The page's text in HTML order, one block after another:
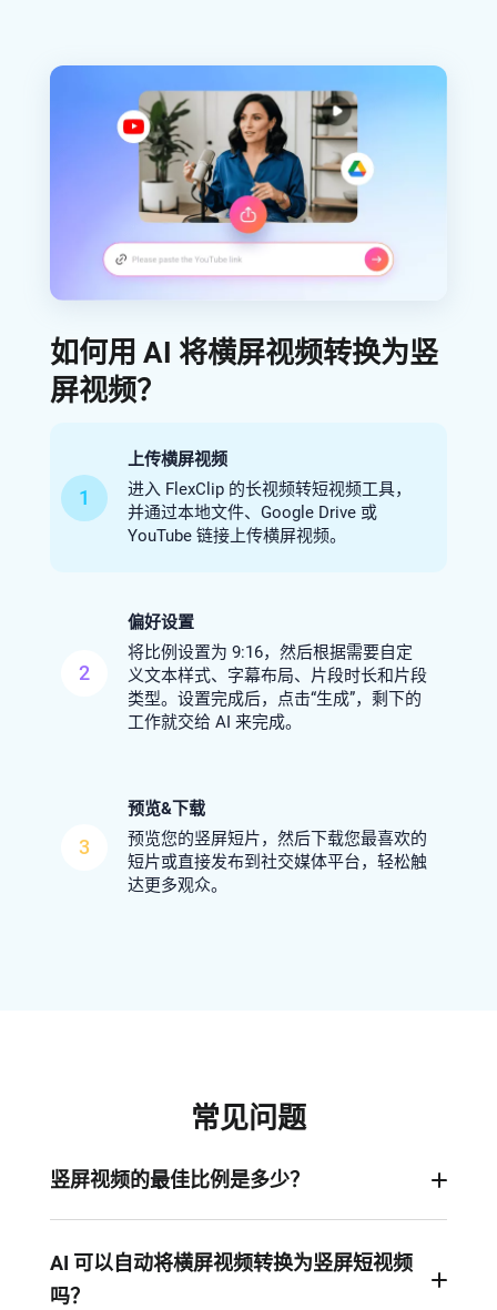
如何用 AI 将横屏视频转换为竖
屏视频？
1
上传横屏视频
进入 FlexClip 的长视频转短视频工具，
并通过本地文件、Google Drive 或
YouTube 链接上传横屏视频。
2
偏好设置
将比例设置为 9:16，然后根据需要自定
义文本样式、字幕布局、片段时长和片段
类型。设置完成后，点击“生成”，剩下的
工作就交给 AI 来完成。
3
预览&下载
预览您的竖屏短片，然后下载您最喜欢的
短片或直接发布到社交媒体平台，轻松触
达更多观众。
常见问题
竖屏视频的最佳比例是多少？
时，最常见的竖屏视频分辨率为 1080 × 1920 像
素。
AI 可以自动将横屏视频转换为竖屏短视频
吗？